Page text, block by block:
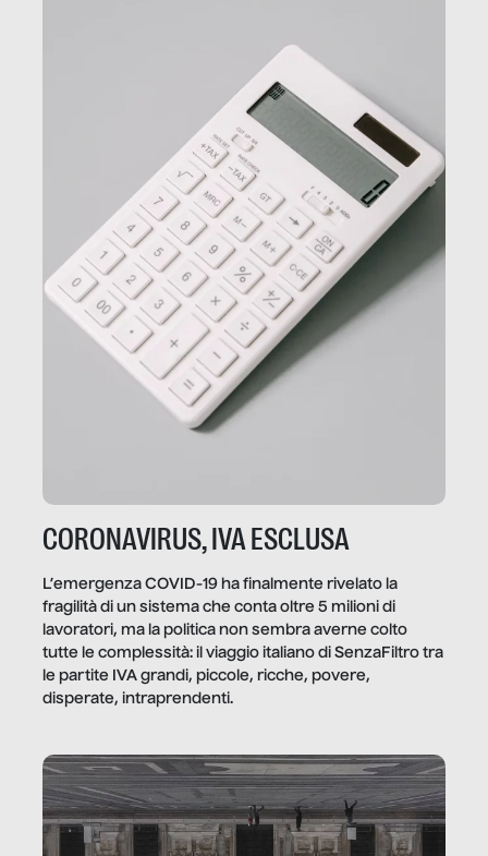
CORONAVIRUS, IVA ESCLUSA
L’emergenza COVID-19 ha finalmente rivelato la
fragilità di un sistema che conta oltre 5 milioni di
lavoratori, ma la politica non sembra averne colto
tutte le complessità: il viaggio italiano di SenzaFiltro tra
le partite IVA grandi, piccole, ricche, povere,
disperate, intraprendenti.